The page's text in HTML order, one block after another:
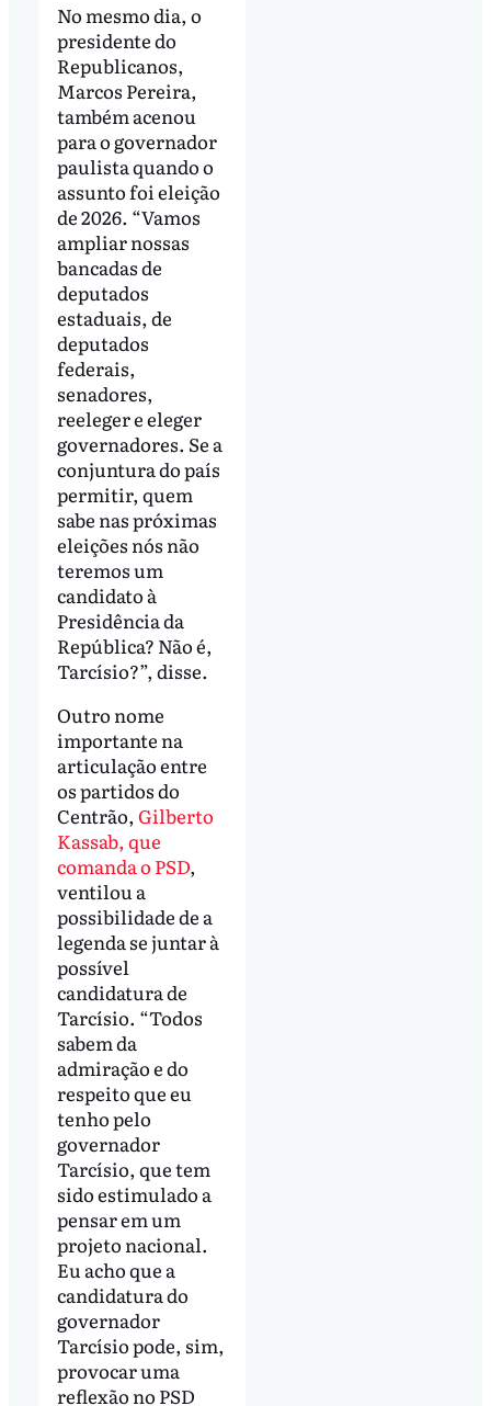
No mesmo dia, o
presidente do
Republicanos,
Marcos Pereira,
também acenou
para o governador
paulista quando o
assunto foi eleição
de 2026. “Vamos
ampliar nossas
bancadas de
deputados
estaduais, de
deputados
federais,
senadores,
reeleger e eleger
governadores. Se a
conjuntura do país
permitir, quem
sabe nas próximas
eleições nós não
teremos um
candidato à
Presidência da
República? Não é,
Tarcísio?”, disse.
Outro nome
importante na
articulação entre
os partidos do
Centrão, Gilberto
Kassab, que
comanda o PSD,
ventilou a
possibilidade de a
legenda se juntar à
possível
candidatura de
Tarcísio. “Todos
sabem da
admiração e do
respeito que eu
tenho pelo
governador
Tarcísio, que tem
sido estimulado a
pensar em um
projeto nacional.
Eu acho que a
candidatura do
governador
Tarcísio pode, sim,
provocar uma
reflexão no PSD